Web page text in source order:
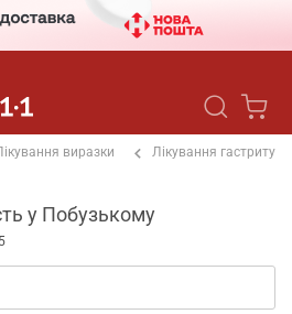
виразки Лікування гастриту
у Побузькому